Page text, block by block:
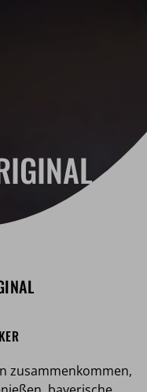
zusammenkommen,